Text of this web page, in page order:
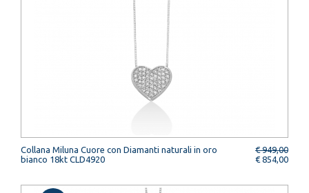
Collana Miluna Cuore con Diamanti naturali in oro
bianco 18kt CLD4920
€ 949,00
€ 854,00